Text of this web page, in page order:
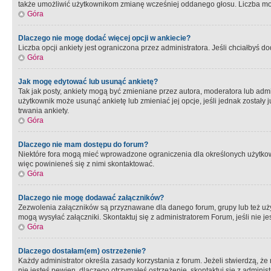
także umożliwić użytkownikom zmianę wcześniej oddanego głosu. Liczba
Góra
Dlaczego nie mogę dodać więcej opcji w ankiecie?
Liczba opcji ankiety jest ograniczona przez administratora. Jeśli chciałbyś
Góra
Jak mogę edytować lub usunąć ankietę?
Tak jak posty, ankiety mogą być zmieniane przez autora, moderatora lub
użytkownik może usunąć ankietę lub zmieniać jej opcje, jeśli jednak
trwania ankiety.
Góra
Dlaczego nie mam dostępu do forum?
Niektóre fora mogą mieć wprowadzone ograniczenia dla określonych
więc powinieneś się z nimi skontaktować.
Góra
Dlaczego nie mogę dodawać załączników?
Zezwolenia załączników są przyznawane dla danego forum, grupy lub też
mogą wysyłać załączniki. Skontaktuj się z administratorem Forum, jeśli nie
Góra
Dlaczego dostałam(em) ostrzeżenie?
Każdy administrator określa zasady korzystania z forum. Jeżeli stwierdzą,